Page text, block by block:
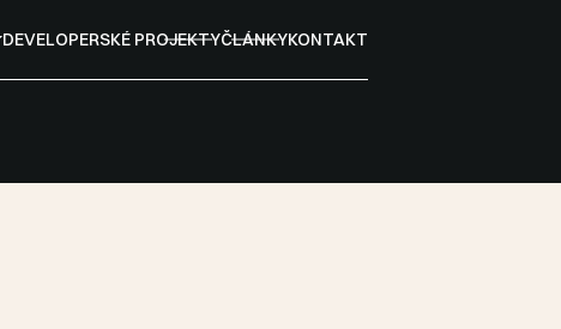
DEVELOPERSKÉ PROJEKTYČLÁNKYKONTAKT